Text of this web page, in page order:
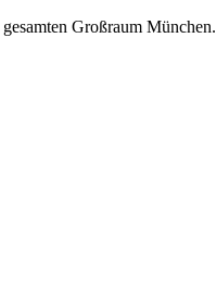
Großraum München.